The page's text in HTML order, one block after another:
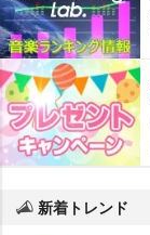
新着トレンド